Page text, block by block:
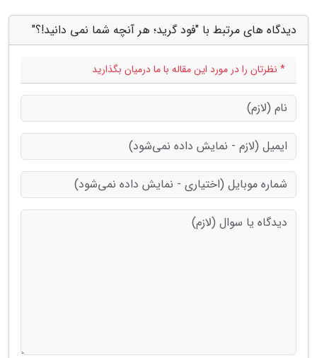
دیدگاه های مرتبط با "فود گرید؛ هر آنچه شما نمی دانید!؟"
* نظرتان را در مورد این مقاله با ما درمیان بگذارید